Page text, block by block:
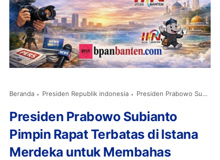
Beranda Presiden Republik indonesia Presiden Prabowo Subianto Pimpin Rapat Terbatas di Istana Merdeka untuk Membahas Pemberian Amnesti Bagi Narapidana Kasus Penghinaan & Kasus Ringan sebagai Langkah Kemanusiaan dan Upaya Rekonsiliasi di Papua
Presiden Prabowo Subianto
Pimpin Rapat Terbatas di Istana
Merdeka untuk Membahas